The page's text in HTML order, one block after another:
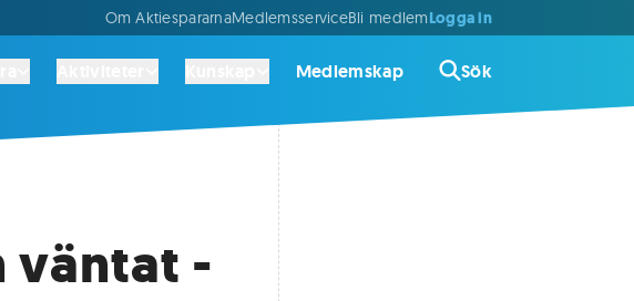
Om AktiespararnaMedlemsserviceBli medlemLogga in
Medlemskap Sök
väntat -